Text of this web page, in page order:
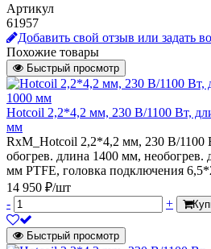
Артикул
61957
Добавить свой отзыв или задать
Похожие товары
Быстрый просмотр
Hotcoil 2,2*4,2 мм, 230 В/1100 Вт,
мм
RxM_Hotcoil 2,2*4,2 мм, 230 В/1100
обогрев. длина 1400 мм,
мм PTFE, головка подключения
14 950 ₽/шт
-
+
Быстрый просмотр